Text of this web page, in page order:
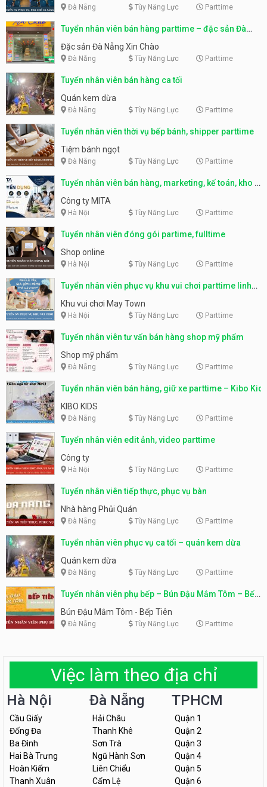
Đà Nẵng Tùy Năng Lực Parttime
Tuyển nhân viên bán hàng parttime – đặc sản Đà
Nẵng
Đặc sản Đà Nẵng Xin Chào
Đà Nẵng Tùy Năng Lực Parttime
Tuyển nhân viên bán hàng ca tối
Quán kem dừa
Đà Nẵng Tùy Năng Lực Parttime
Tuyển nhân viên thời vụ bếp bánh, shipper parttime
Tiệm bánh ngọt
Đà Nẵng Tùy Năng Lực Parttime
Tuyển nhân viên bán hàng, marketing, kế toán, kho –
parttime, fulltime
Công ty MITA
Hà Nội Tùy Năng Lực Parttime
Tuyển nhân viên đóng gói partime, fulltime
Shop online
Hà Nội Tùy Năng Lực Parttime
Tuyển nhân viên phục vụ khu vui chơi parttime linh
động
Khu vui chơi May Town
Hà Nội Tùy Năng Lực Parttime
Tuyển nhân viên tư vấn bán hàng shop mỹ phẩm
Shop mỹ phẩm
Đà Nẵng Tùy Năng Lực Parttime
Tuyển nhân viên bán hàng, giữ xe parttime – Kibo Kid
KIBO KIDS
Đà Nẵng Tùy Năng Lực Parttime
Tuyển nhân viên edit ảnh, video parttime
Công ty
Hà Nội Tùy Năng Lực Parttime
Tuyển nhân viên tiếp thực, phục vụ bàn
Nhà hàng Phủi Quán
Đà Nẵng Tùy Năng Lực Parttime
Tuyển nhân viên phục vụ ca tối – quán kem dừa
Quán kem dừa
Đà Nẵng Tùy Năng Lực Parttime
Tuyển nhân viên phụ bếp – Bún Đậu Mắm Tôm – Bếp
Tiên
Bún Đậu Mắm Tôm - Bếp Tiên
Đà Nẵng Tùy Năng Lực Parttime
Việc làm theo địa chỉ
Hà Nội
Cầu Giấy
Đống Đa
Ba Đình
Hai Bà Trưng
Hoàn Kiếm
Thanh Xuân
Đà Nẵng
Hải Châu
Thanh Khê
Sơn Trà
Ngũ Hành Sơn
Liên Chiểu
Cẩm Lệ
TPHCM
Quận 1
Quận 2
Quận 3
Quận 4
Quận 5
Quận 6